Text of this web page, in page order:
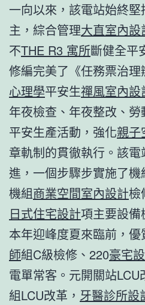
一向以來，該電站始終
主，綜合管理大直室內設
不THE R3 寓所斷健全平
修編完美了《任務票治
心理學平安生禪風室內設
年夜檢查、年夜整改、
平安生產活動，強化親子
章軌制的貫徹執行。該
進，一個步驟步實施了機
機組商業空間室內設計檢
日式住宅設計項主要設備
本年迎峰度夏來臨前，
師組C級檢修、220豪宅
電單常客。元開關站LCU
組LCU改革， 牙醫診所設